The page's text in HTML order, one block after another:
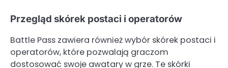
Przegląd skórek postaci i operatorów
Battle Pass zawiera również wybór skórek postaci i
operatorów, które pozwalają graczom
dostosować swoje awatary w grze. Te skórki